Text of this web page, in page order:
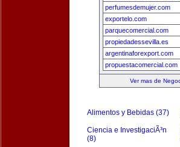
perfumesdemujer.com
exportelo.com
parquecomercial.com
propiedadessevilla.es
argentinaforexport.com
propuestacomercial.com
Ver mas de
Alimentos y Bebidas (37)
Ciencia e InvestigaciÃ³n
(8)